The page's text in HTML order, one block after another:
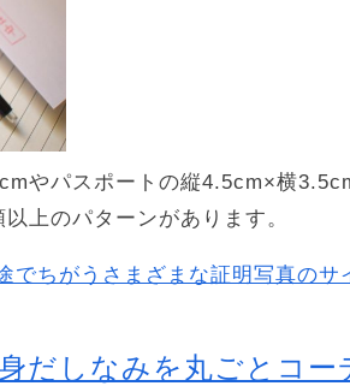
やパスポートの縦4.5cm×横
上のパターンがあります。
でちがうさまざまな証明写真のサ
だしなみを丸ごとコー